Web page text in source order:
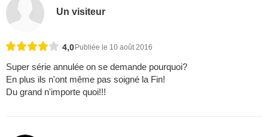
Un visiteur
4,0 Publiée le 10 août 2016
Super série annulée on se demande pourquoi?
En plus ils n'ont même pas soigné la Fin!
Du grand n'importe quoi!!!